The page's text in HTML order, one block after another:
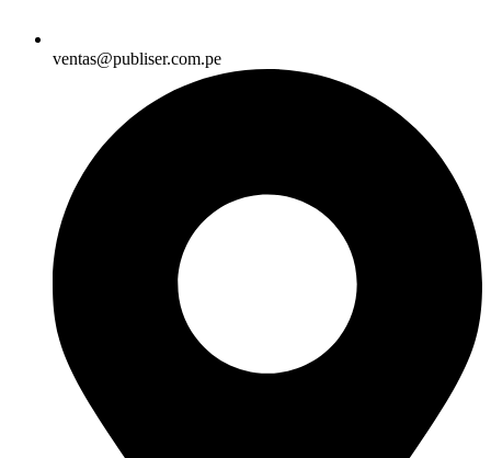
ventas@publiser.com.pe